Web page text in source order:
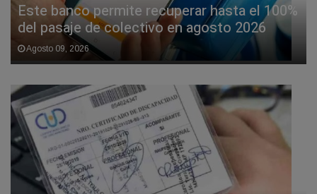
Este banco permite recuperar hasta el 100%
del pasaje de colectivo en agosto 2026
Agosto 09, 2026